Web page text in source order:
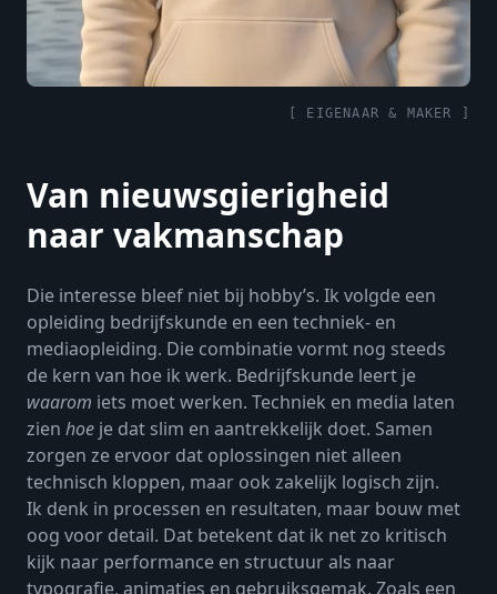
[ EIGENAAR & MAKER ]
Van nieuwsgierigheid
naar vakmanschap
Die interesse bleef niet bij hobby’s. Ik volgde een
opleiding bedrijfskunde en een techniek- en
mediaopleiding. Die combinatie vormt nog steeds
de kern van hoe ik werk. Bedrijfskunde leert je
waarom iets moet werken. Techniek en media laten
zien hoe je dat slim en aantrekkelijk doet. Samen
zorgen ze ervoor dat oplossingen niet alleen
technisch kloppen, maar ook zakelijk logisch zijn.
Ik denk in processen en resultaten, maar bouw met
oog voor detail. Dat betekent dat ik net zo kritisch
kijk naar performance en structuur als naar
typografie, animaties en gebruiksgemak. Zoals een